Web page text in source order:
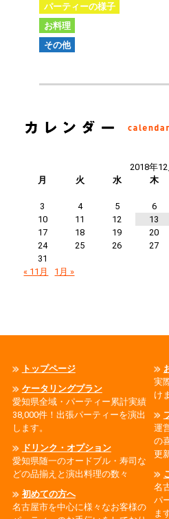
パーティーの様子
お料理
その他
2018年12
月
火 水 木
3
4 5 6
10
11 12 13
17
18 19 20
24
25 26 27
31
« 11月
1月 »
トップページ
ケータリングプラン
愛知県全域・パーティー累計実績
38,000件！出張パーティーを演出
します。
ドリンク・オプション
愛知県随一のオードブル・寿司な
どの品揃えと演出料理の数々
初めての方へ
名古屋市を中心に様々なお客様の
実
け
運
の
更
名
パ
ま